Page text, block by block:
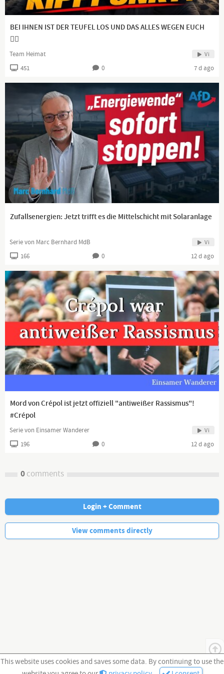
This website uses cookies and saves some data. By continuing to use the
BEI IHNEN IST DER TEUFEL LOS UND DAS ALLES WEGEN EUCH
👍🏻
Team Heimat Vi
451 0 7 d ago
Zufallsenergien: Jetzt trifft es die Mittelschicht mit Solaranlage
Serie von Marc Bernhard MdB Vi
166 0 12 d ago
Mord von Crépol ist jetzt offiziell "antiweißer Rassismus"!
#Crépol
Serie von Einsamer Wanderer Vi
196 0 12 d ago
0comments
No more comments.
Login + Comment
View comments directly